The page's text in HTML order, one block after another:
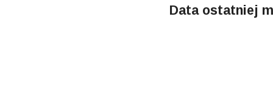
Data ostatniej